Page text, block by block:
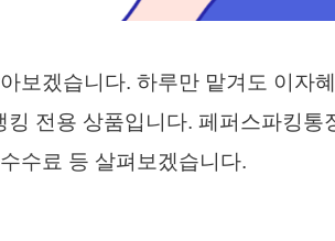
보겠습니다. 하루만 맡겨도 이자
전용 상품입니다. 페퍼스파킹통
수료 등 살펴보겠습니다.